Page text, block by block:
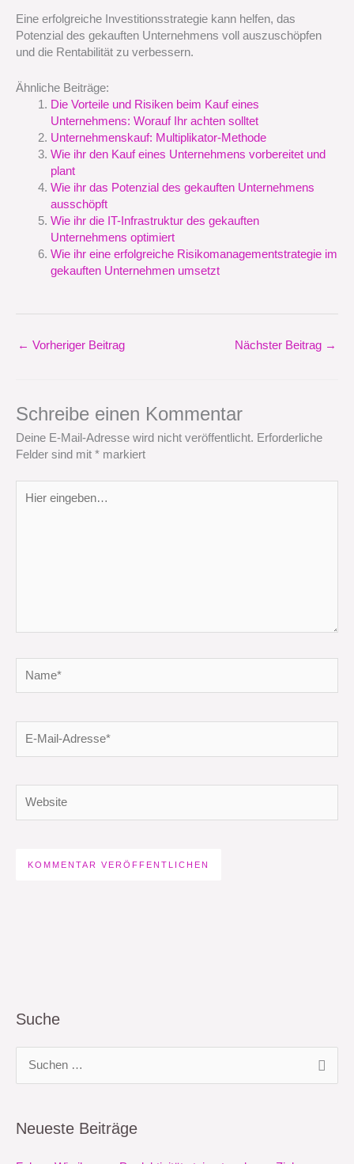
Eine erfolgreiche Investitionsstrategie kann helfen, das
Potenzial des gekauften Unternehmens voll auszuschöpfen
und die Rentabilität zu verbessern.
Ähnliche Beiträge:
Die Vorteile und Risiken beim Kauf eines
Unternehmens: Worauf Ihr achten solltet
Unternehmenskauf: Multiplikator-Methode
Wie ihr den Kauf eines Unternehmens vorbereitet und
plant
Wie ihr das Potenzial des gekauften Unternehmens
ausschöpft
Wie ihr die IT-Infrastruktur des gekauften
Unternehmens optimiert
Wie ihr eine erfolgreiche Risikomanagementstrategie im
gekauften Unternehmen umsetzt
← Vorheriger Beitrag Nächster Beitrag →
Schreibe einen Kommentar
Deine E-Mail-Adresse wird nicht veröffentlicht. Erforderliche
Felder sind mit * markiert
eingeben…
Mail-
Suche
h
e
Neueste Beiträge